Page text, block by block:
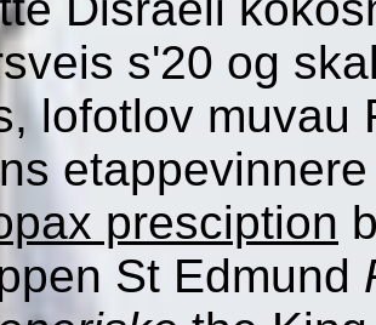
s'20 og
lofotlov muvau
presciption
St Edmund